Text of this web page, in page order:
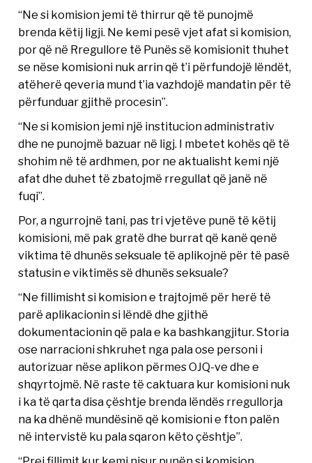
“Ne si komision jemi të thirrur që të punojmë
brenda këtij ligji. Ne kemi pesë vjet afat si komision,
por që në Rregullore të Punës së komisionit thuhet
se nëse komisioni nuk arrin që t’i përfundojë lëndët,
atëherë qeveria mund t’ia vazhdojë mandatin për të
përfunduar gjithë procesin”.
“Ne si komision jemi një institucion administrativ
dhe ne punojmë bazuar në ligj. I mbetet kohës që të
shohim në të ardhmen, por ne aktualisht kemi një
afat dhe duhet të zbatojmë rregullat që janë në
fuqi”.
Por, a ngurrojnë tani, pas tri vjetëve punë të këtij
komisioni, më pak gratë dhe burrat që kanë qenë
viktima të dhunës seksuale të aplikojnë për të pasë
statusin e viktimës së dhunës seksuale?
“Ne fillimisht si komision e trajtojmë për herë të
parë aplikacionin si lëndë dhe gjithë
dokumentacionin që pala e ka bashkangjitur. Storia
ose narracioni shkruhet nga pala ose personi i
autorizuar nëse aplikon përmes OJQ-ve dhe e
shqyrtojmë. Në raste të caktuara kur komisioni nuk
i ka të qarta disa çështje brenda lëndës rregullorja
na ka dhënë mundësinë që komisioni e fton palën
në intervistë ku pala sqaron këto çështje”.